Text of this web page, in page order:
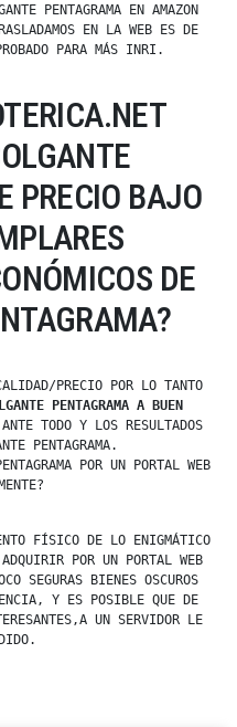
PENTAGRAMA EN AMAZON
EN LA WEB ES DE
PARA MÁS INRI.
PRECIO BAJO
DE
PRECIO POR LO TANTO
PENTAGRAMA A BUEN
TODO Y LOS RESULTADOS
PENTAGRAMA.
POR UN PORTAL WEB
FÍSICO DE LO ENIGMÁTICO
POR UN PORTAL WEB
SEGURAS BIENES OSCUROS
Y ES POSIBLE QUE DE
UN SERVIDOR LE